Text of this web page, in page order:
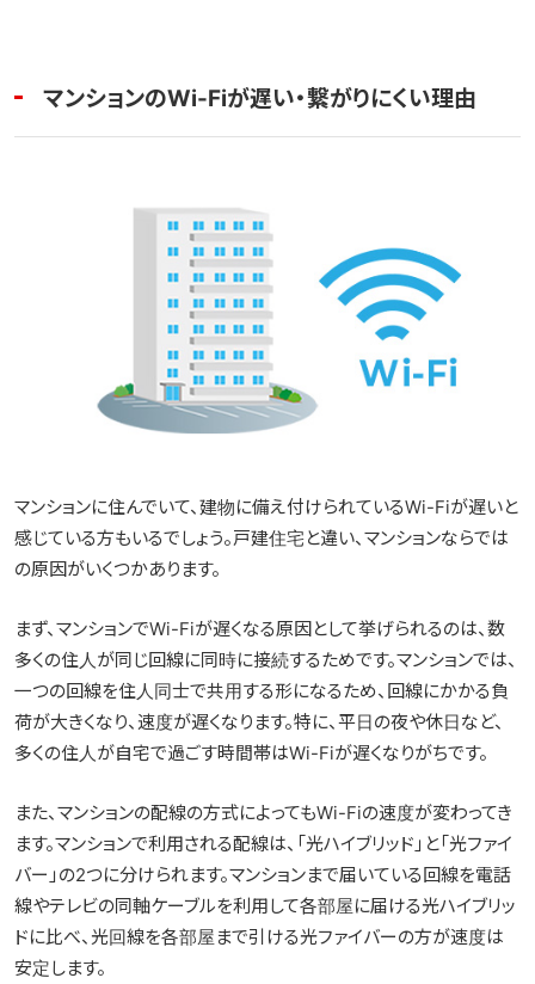
マンションのWi-Fiが遅い・繋がりにくい理由
マンションに住んでいて、建物に備え付けられているWi-Fiが遅いと
感じている方もいるでしょう。戸建住宅と違い、マンションならでは
の原因がいくつかあります。
まず、マンションでWi-Fiが遅くなる原因として挙げられるのは、数
多くの住人が同じ回線に同時に接続するためです。マンションでは、
一つの回線を住人同士で共用する形になるため、回線にかかる負
荷が大きくなり、速度が遅くなります。特に、平日の夜や休日など、
多くの住人が自宅で過ごす時間帯はWi-Fiが遅くなりがちです。
また、マンションの配線の方式によってもWi-Fiの速度が変わってき
ます。マンションで利用される配線は、「光ハイブリッド」と「光ファイ
バー」の2つに分けられます。マンションまで届いている回線を電話
線やテレビの同軸ケーブルを利用して各部屋に届ける光ハイブリッ
ドに比べ、光回線を各部屋まで引ける光ファイバーの方が速度は
安定します。